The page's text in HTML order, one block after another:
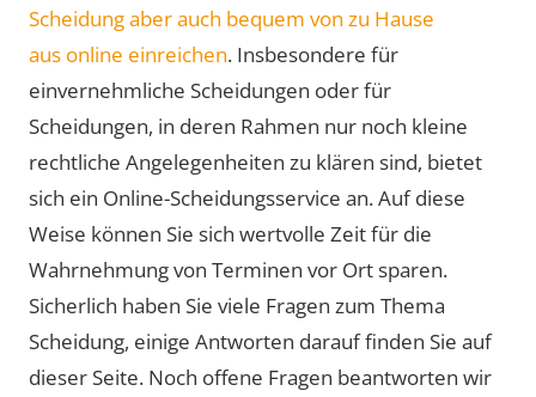
Scheidung aber auch bequem von zu Hause
aus online einreichen. Insbesondere für
einvernehmliche Scheidungen oder für
Scheidungen, in deren Rahmen nur noch kleine
rechtliche Angelegenheiten zu klären sind, bietet
sich ein Online-Scheidungsservice an. Auf diese
Weise können Sie sich wertvolle Zeit für die
Wahrnehmung von Terminen vor Ort sparen.
Sicherlich haben Sie viele Fragen zum Thema
Scheidung, einige Antworten darauf finden Sie auf
dieser Seite. Noch offene Fragen beantworten wir